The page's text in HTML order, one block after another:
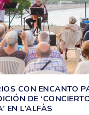
CON ENCANTO
DE
EN L’ALFÀS